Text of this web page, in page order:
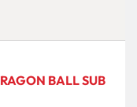
BALL SUB